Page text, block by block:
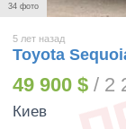
34 фото
5 лет назад
Toyota
49 900 $ / 2
Киев